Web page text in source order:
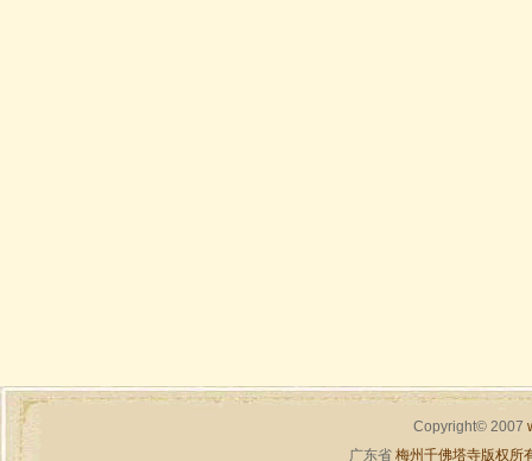
Copyright© 2007
广东省 梅州千佛塔寺版权所